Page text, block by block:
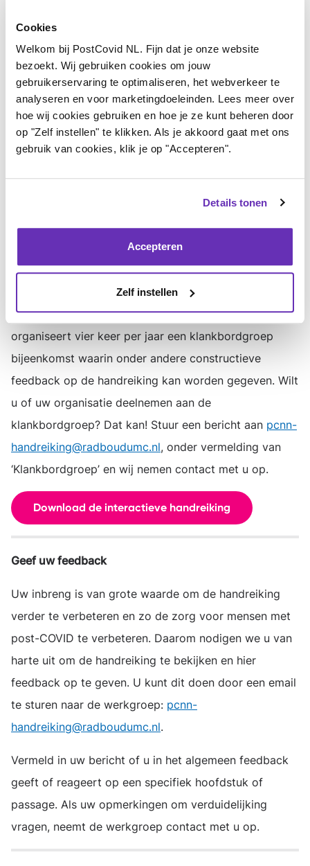
Cookies
Welkom bij PostCovid NL. Fijn dat je onze website
bezoekt. Wij gebruiken cookies om jouw
gebruikerservaring te optimaliseren, het webverkeer te
analyseren en voor marketingdoeleinden. Lees meer over
hoe wij cookies gebruiken en hoe je ze kunt beheren door
op "Zelf instellen" te klikken. Als je akkoord gaat met ons
gebruik van cookies, klik je op "Accepteren".
Details tonen
Accepteren
Zelf instellen
laten zien waaraan wordt gewerkt én om lezers en
organisaties de mogelijkheid te bieden om feedback
te geven. Het is dus een ‘levend document’. Binnen de
looptijd van het ZonMw post-COVID programma
wordt de handreiking halfjaarlijks aangepast en
aangevuld.
De werkgroep van de integrale handreiking
organiseert vier keer per jaar een klankbordgroep
bijeenkomst waarin onder andere constructieve
feedback op de handreiking kan worden gegeven. Wilt
u of uw organisatie deelnemen aan de
klankbordgroep? Dat kan! Stuur een bericht aan pcnn-
handreiking@radboudumc.nl, onder vermelding van
‘Klankbordgroep’ en wij nemen contact met u op.
Download de interactieve handreiking
Geef uw feedback
Uw inbreng is van grote waarde om de handreiking
verder te verbeteren en zo de zorg voor mensen met
post-COVID te verbeteren. Daarom nodigen we u van
harte uit om de handreiking te bekijken en hier
feedback op te geven. U kunt dit doen door een email
te sturen naar de werkgroep: pcnn-
handreiking@radboudumc.nl.
Vermeld in uw bericht of u in het algemeen feedback
geeft of reageert op een specifiek hoofdstuk of
passage. Als uw opmerkingen om verduidelijking
vragen, neemt de werkgroep contact met u op.